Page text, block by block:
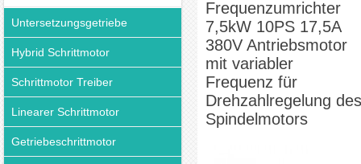
Untersetzungsgetriebe
Hybrid Schrittmotor
Schrittmotor Treiber
Linearer Schrittmotor
Getriebeschrittmotor
Frequenzumrichter
7,5kW 10PS 17,5A
380V Antriebsmotor
mit variabler
Frequenz für
Drehzahlregelung des
Spindelmotors